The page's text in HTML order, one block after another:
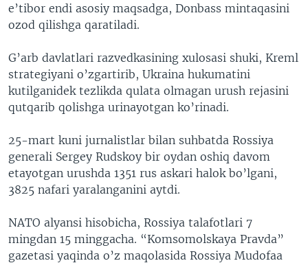
e’tibor endi asosiy maqsadga, Donbass mintaqasini
ozod qilishga qaratiladi.
G’arb davlatlari razvedkasining xulosasi shuki, Kreml
strategiyani o’zgartirib, Ukraina hukumatini
kutilganidek tezlikda qulata olmagan urush rejasini
qutqarib qolishga urinayotgan ko’rinadi.
25-mart kuni jurnalistlar bilan suhbatda Rossiya
generali Sergey Rudskoy bir oydan oshiq davom
etayotgan urushda 1351 rus askari halok bo’lgani,
3825 nafari yaralanganini aytdi.
NATO alyansi hisobicha, Rossiya talafotlari 7
mingdan 15 minggacha. “Komsomolskaya Pravda”
gazetasi yaqinda o’z maqolasida Rossiya Mudofaa